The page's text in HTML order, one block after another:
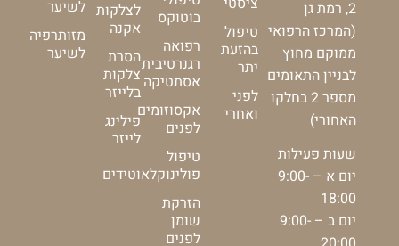
2, רמת גן
(המרכז הרפואי
ממוקם מחוץ
לבניין התאומים
מספר 2 בחלקו
האחורי)
שעות פעילות
יום א – 9:00-
18:00
יום ב – 9:00-
טיפול
בהזעת
יתר
לפני
ואחרי
בוטוקס
רפואה
רגנרטיבית
אסתטיקה
אקסוזומים
לפנים
טיפול
פולינוקלאוטידים
הזרקת
שומן
לפנים
לצלקות
אקנה
הסרת
צלקות
בלייזר
פילינג
לייזר
לשיער
מזותרפיה
לשיער